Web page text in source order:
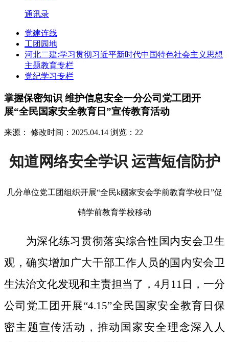
通讯录
党建连线
工团园地
河北二建:学习贯彻习近平新时代中国特色社会主义思想
主题教育专栏
党纪学习专栏
掌握保密知识 维护信息安全一分公司党工团开
展“全民国家安全教育日”宣传教育活动
来源： 修改时间：2025.04.14 浏览：22
知道网络安全学识 运营短信防护
几分单位党工团组织开展“全民k國家安会学前教育学校日”促
销学前教育学校移动
为深化练习贯彻落实综合性国内安会卫生
观，确实增加广大干部工作人员的国内安会卫
生法治文化发现和主责担当了，4月11日，一分
公司党工团开展“4.15”全民国家安全教育日保
密主题宣传活动，推动国家安全理念深入人